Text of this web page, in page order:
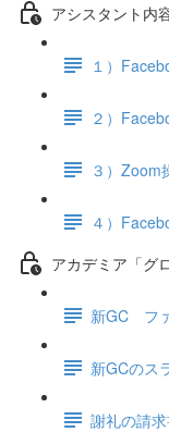
アシスタント内
１）
２）
３）Zoom
４）
アカデミア「グ
新GC フ
新GCのス
謝礼の請